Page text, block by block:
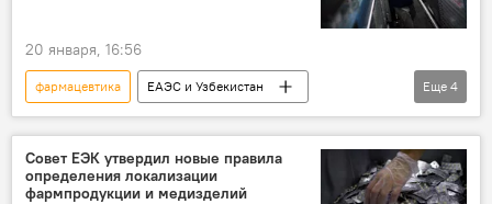
20 января, 16:56
фармацевтика
ЕАЭС и Узбекистан
лекарства
ЕАЭС
ЕЭК
промышленность
Еще 4
Совет ЕЭК утвердил новые правила
определения локализации
фармпродукции и медизделий